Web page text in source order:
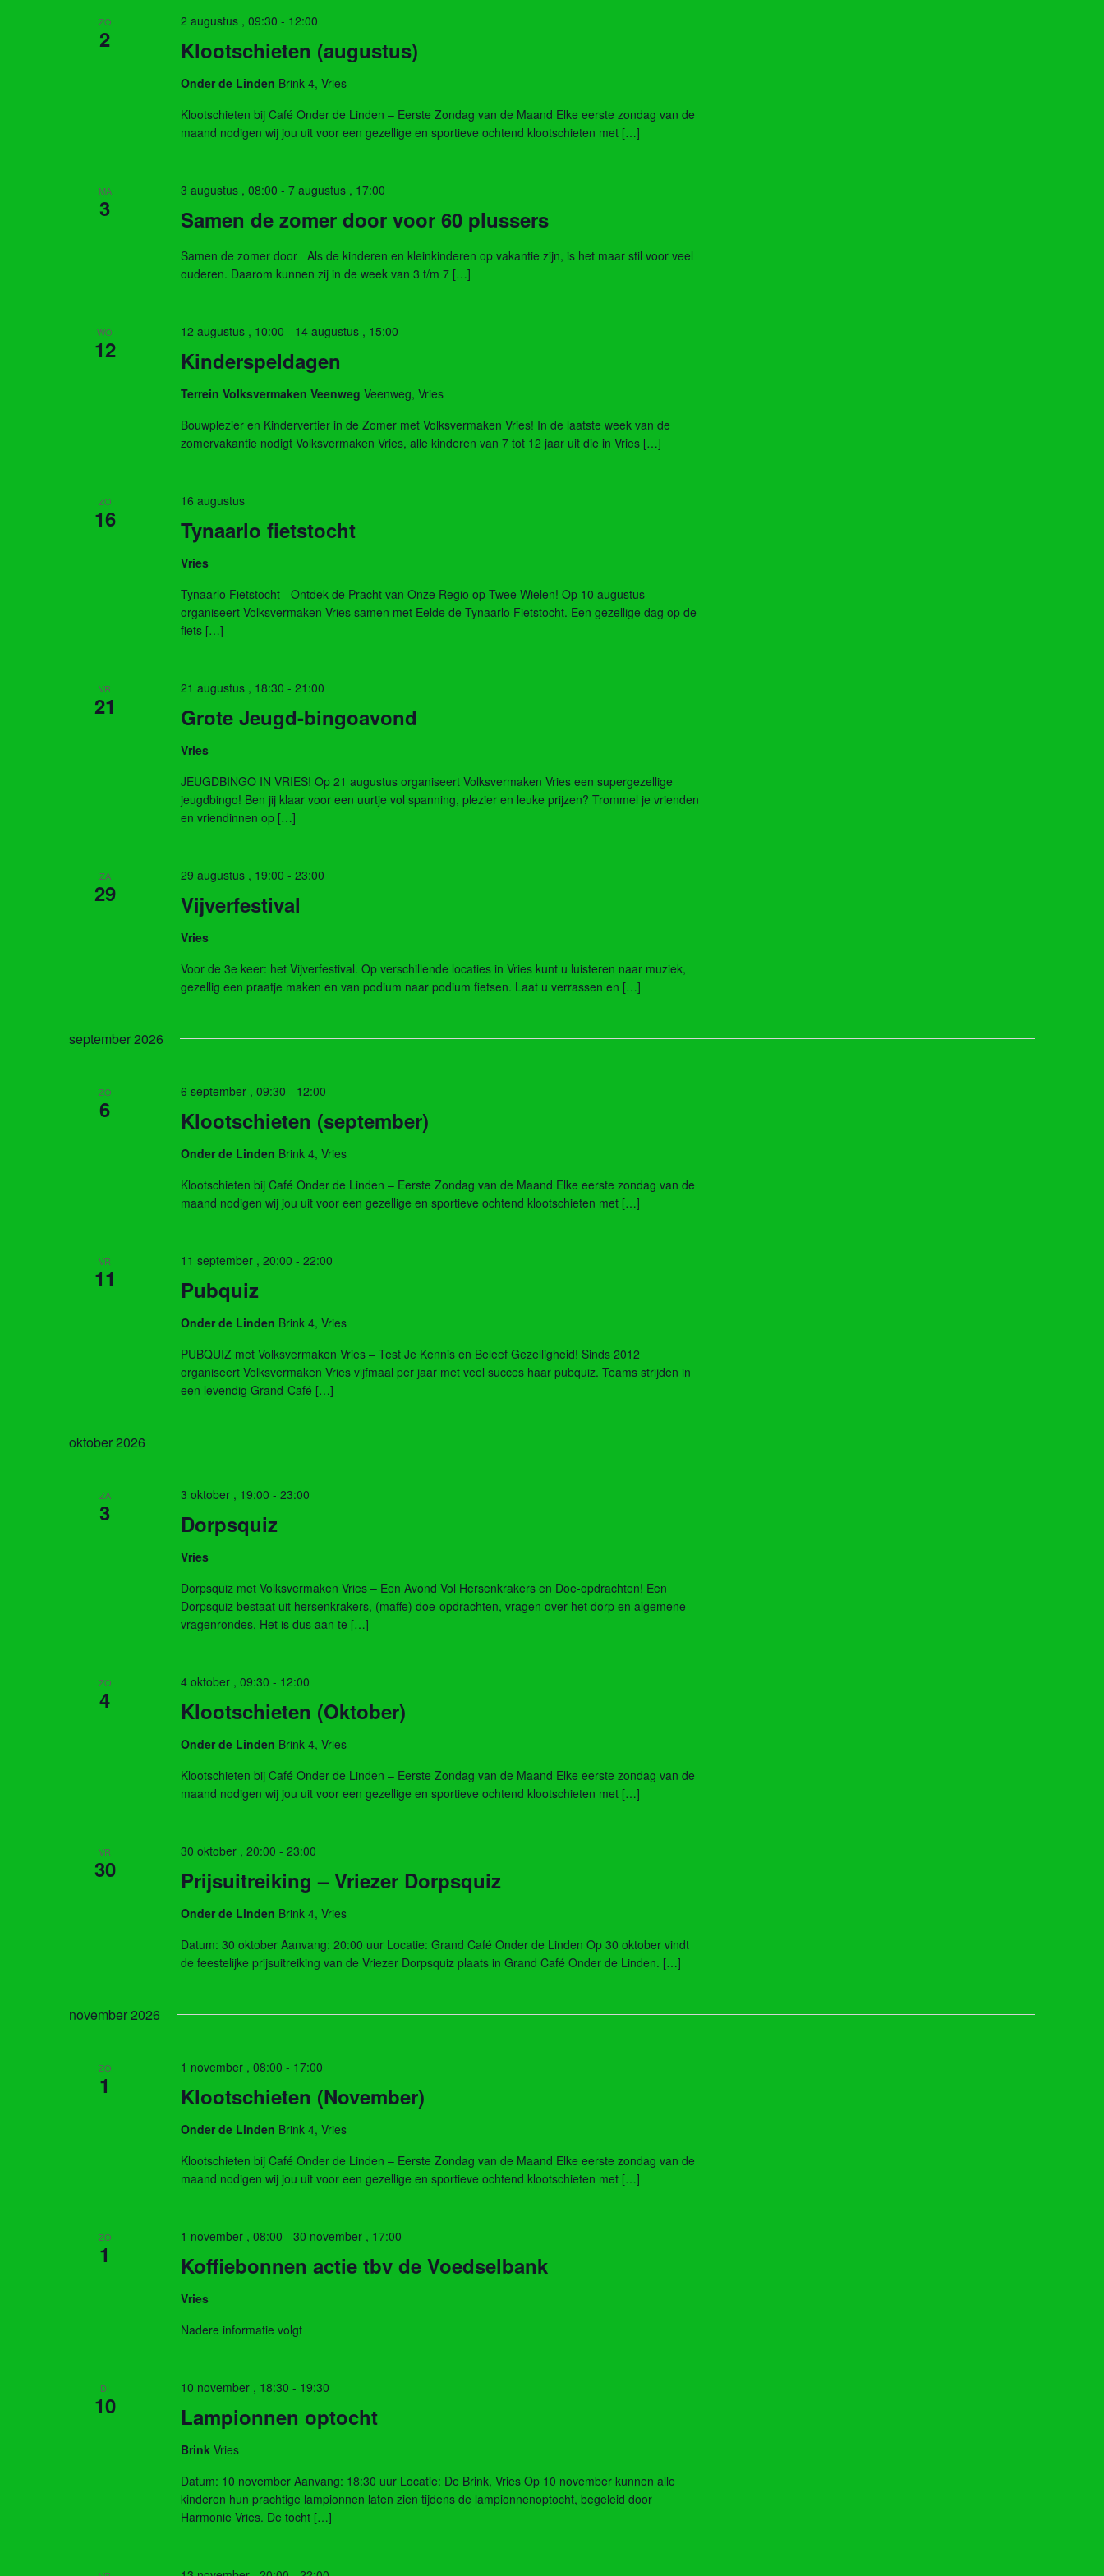
ZO
2 Klootschieten (augustus)
2 augustus , 09:30 - 12:00
Onder de Linden Brink 4, Vries
Klootschieten bij Café Onder de Linden – Eerste Zondag van de Maand Elke eerste zondag van de
maand nodigen wij jou uit voor een gezellige en sportieve ochtend klootschieten met […]
MA
3 Samen de zomer door voor 60 plussers
3 augustus , 08:00 - 7 augustus , 17:00
Samen de zomer door Als de kinderen en kleinkinderen op vakantie zijn, is het maar stil voor veel
ouderen. Daarom kunnen zij in de week van 3 t/m 7 […]
WO
12 Kinderspeldagen
12 augustus , 10:00 - 14 augustus , 15:00
Terrein Volksvermaken Veenweg Veenweg, Vries
Bouwplezier en Kindervertier in de Zomer met Volksvermaken Vries! In de laatste week van de
zomervakantie nodigt Volksvermaken Vries, alle kinderen van 7 tot 12 jaar uit die in Vries […]
ZO
16 Tynaarlo fietstocht
16 augustus
Vries
Tynaarlo Fietstocht - Ontdek de Pracht van Onze Regio op Twee Wielen! Op 10 augustus
organiseert Volksvermaken Vries samen met Eelde de Tynaarlo Fietstocht. Een gezellige dag op de
fiets […]
VR
21 Grote Jeugd-bingoavond
21 augustus , 18:30 - 21:00
Vries
JEUGDBINGO IN VRIES! Op 21 augustus organiseert Volksvermaken Vries een supergezellige
jeugdbingo! Ben jij klaar voor een uurtje vol spanning, plezier en leuke prijzen? Trommel je vrienden
en vriendinnen op […]
ZA
29 Vijverfestival
29 augustus , 19:00 - 23:00
Vries
Voor de 3e keer: het Vijverfestival. Op verschillende locaties in Vries kunt u luisteren naar muziek,
gezellig een praatje maken en van podium naar podium fietsen. Laat u verrassen en […]
september 2026
ZO
6 Klootschieten (september)
6 september , 09:30 - 12:00
Onder de Linden Brink 4, Vries
Klootschieten bij Café Onder de Linden – Eerste Zondag van de Maand Elke eerste zondag van de
maand nodigen wij jou uit voor een gezellige en sportieve ochtend klootschieten met […]
VR
11 Pubquiz
11 september , 20:00 - 22:00
Onder de Linden Brink 4, Vries
PUBQUIZ met Volksvermaken Vries – Test Je Kennis en Beleef Gezelligheid! Sinds 2012
organiseert Volksvermaken Vries vijfmaal per jaar met veel succes haar pubquiz. Teams strijden in
een levendig Grand-Café […]
oktober 2026
ZA
3 Dorpsquiz
3 oktober , 19:00 - 23:00
Vries
Dorpsquiz met Volksvermaken Vries – Een Avond Vol Hersenkrakers en Doe-opdrachten! Een
Dorpsquiz bestaat uit hersenkrakers, (maffe) doe-opdrachten, vragen over het dorp en algemene
vragenrondes. Het is dus aan te […]
ZO
4 Klootschieten (Oktober)
4 oktober , 09:30 - 12:00
Onder de Linden Brink 4, Vries
Klootschieten bij Café Onder de Linden – Eerste Zondag van de Maand Elke eerste zondag van de
maand nodigen wij jou uit voor een gezellige en sportieve ochtend klootschieten met […]
VR
30 Prijsuitreiking – Vriezer Dorpsquiz
30 oktober , 20:00 - 23:00
Onder de Linden Brink 4, Vries
Datum: 30 oktober Aanvang: 20:00 uur Locatie: Grand Café Onder de Linden Op 30 oktober vindt
de feestelijke prijsuitreiking van de Vriezer Dorpsquiz plaats in Grand Café Onder de Linden. […]
november 2026
ZO
1 Klootschieten (November)
1 november , 08:00 - 17:00
Onder de Linden Brink 4, Vries
Klootschieten bij Café Onder de Linden – Eerste Zondag van de Maand Elke eerste zondag van de
maand nodigen wij jou uit voor een gezellige en sportieve ochtend klootschieten met […]
ZO
1 Koffiebonnen actie tbv de Voedselbank
1 november , 08:00 - 30 november , 17:00
Vries
Nadere informatie volgt
DI
10 Lampionnen optocht
10 november , 18:30 - 19:30
Brink Vries
Datum: 10 november Aanvang: 18:30 uur Locatie: De Brink, Vries Op 10 november kunnen alle
kinderen hun prachtige lampionnen laten zien tijdens de lampionnenoptocht, begeleid door
Harmonie Vries. De tocht […]